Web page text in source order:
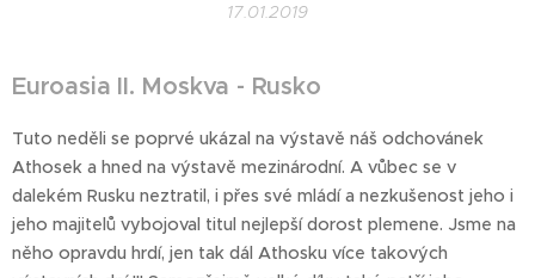
17.01.2019
Euroasia II. Moskva - Rusko
Tuto neděli se poprvé ukázal na výstavě náš odchovánek
Athosek a hned na výstavě mezinárodní. A vůbec se v
dalekém Rusku neztratil, i přes své mládí a nezkušenost jeho i
jeho majitelů vybojoval titul nejlepší dorost plemene. Jsme na
něho opravdu hrdí, jen tak dál Athosku více takových